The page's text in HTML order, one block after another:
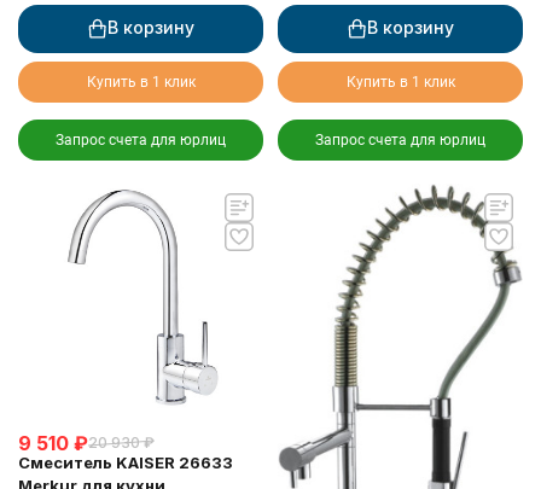
В корзину
Купить в 1 клик
Запрос счета для юрлиц
В корзину
Купить в 1 клик
Запрос счета для юрлиц
9 510 ₽20 930 ₽
Смеситель KAISER 26633
Merkur для кухни